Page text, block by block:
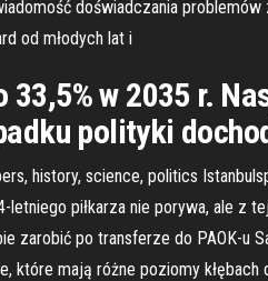
doświadczania
od młodych lat i
33,5% w 2035 r.
polityki
history, science, politics
piłkarza nie porywa, ale z
zarobić po transferze do PAOK-u
które mają różne poziomy